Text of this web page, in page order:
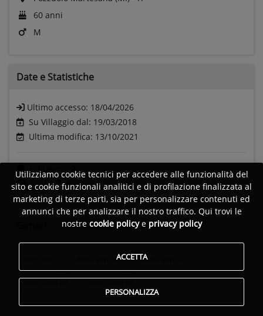
60 anni
M
Date e Statistiche
Ultimo accesso: 18/04/2026
Su Villaggio dal: 19/03/2018
Ultima modifica: 13/10/2021
Visite:734
Rock anni 60 Rock anni 70
Utilizziamo cookie tecnici per accedere alle funzionalità del
sito e cookie funzionali analitici e di profilazione finalizzata al
marketing di terze parti, sia per personalizzare contenuti ed
annunci che per analizzare il nostro traffico. Qui trovi le
nostre cookie policye privacy policy
ACCETTA
PERSONALIZZA